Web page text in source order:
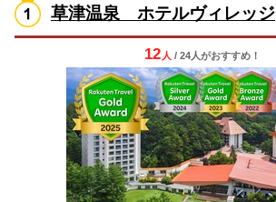
草津温泉 ホテルヴィレッジ
12 人 / 24人がおすすめ！